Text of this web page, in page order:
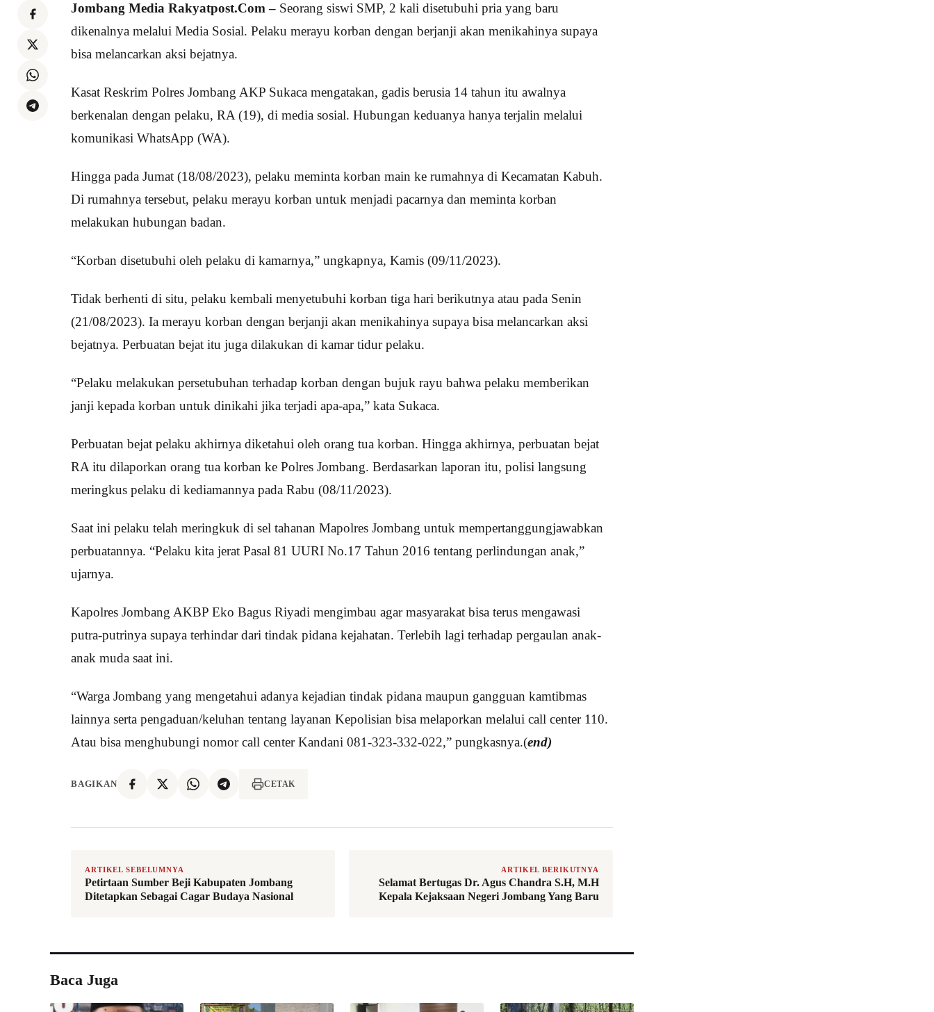
Jombang Media Rakyatpost.Com – Seorang siswi SMP, 2 kali disetubuhi pria yang baru
dikenalnya melalui Media Sosial. Pelaku merayu korban dengan berjanji akan menikahinya supaya
bisa melancarkan aksi bejatnya.
Kasat Reskrim Polres Jombang AKP Sukaca mengatakan, gadis berusia 14 tahun itu awalnya
berkenalan dengan pelaku, RA (19), di media sosial. Hubungan keduanya hanya terjalin melalui
komunikasi WhatsApp (WA).
Hingga pada Jumat (18/08/2023), pelaku meminta korban main ke rumahnya di Kecamatan Kabuh.
Di rumahnya tersebut, pelaku merayu korban untuk menjadi pacarnya dan meminta korban
melakukan hubungan badan.
“Korban disetubuhi oleh pelaku di kamarnya,” ungkapnya, Kamis (09/11/2023).
Tidak berhenti di situ, pelaku kembali menyetubuhi korban tiga hari berikutnya atau pada Senin
(21/08/2023). Ia merayu korban dengan berjanji akan menikahinya supaya bisa melancarkan aksi
bejatnya. Perbuatan bejat itu juga dilakukan di kamar tidur pelaku.
“Pelaku melakukan persetubuhan terhadap korban dengan bujuk rayu bahwa pelaku memberikan
janji kepada korban untuk dinikahi jika terjadi apa-apa,” kata Sukaca.
Perbuatan bejat pelaku akhirnya diketahui oleh orang tua korban. Hingga akhirnya, perbuatan bejat
RA itu dilaporkan orang tua korban ke Polres Jombang. Berdasarkan laporan itu, polisi langsung
meringkus pelaku di kediamannya pada Rabu (08/11/2023).
Saat ini pelaku telah meringkuk di sel tahanan Mapolres Jombang untuk mempertanggungjawabkan
perbuatannya. “Pelaku kita jerat Pasal 81 UURI No.17 Tahun 2016 tentang perlindungan anak,”
ujarnya.
Kapolres Jombang AKBP Eko Bagus Riyadi mengimbau agar masyarakat bisa terus mengawasi
putra-putrinya supaya terhindar dari tindak pidana kejahatan. Terlebih lagi terhadap pergaulan anak-
anak muda saat ini.
“Warga Jombang yang mengetahui adanya kejadian tindak pidana maupun gangguan kamtibmas
lainnya serta pengaduan/keluhan tentang layanan Kepolisian bisa melaporkan melalui call center 110.
Atau bisa menghubungi nomor call center Kandani 081-323-332-022,” pungkasnya.(end)
BAGIKAN CETAK
ARTIKEL SEBELUMNYA
Petirtaan Sumber Beji Kabupaten Jombang
Ditetapkan Sebagai Cagar Budaya Nasional
ARTIKEL BERIKUTNYA
Selamat Bertugas Dr. Agus Chandra S.H, M.H
Kepala Kejaksaan Negeri Jombang Yang Baru
Baca Juga